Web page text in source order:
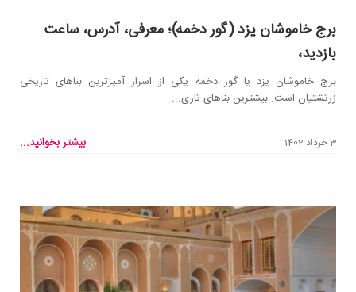
برج خاموشان یزد (گور دخمه)؛ معرفی، آدرس، ساعت
بازدید،
برج خاموشان یزد یا گور دخمه یکی از اسرار آمیز‌ترین بنا‌های تاریخی
زرتشتیان است. بیشترین بنا‌های تاری...
3 خرداد 1402 بیشتر بخوانید...